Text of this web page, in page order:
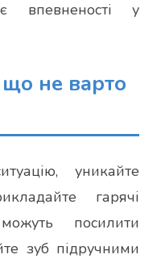
впевненості у
не варто
уникайте
гарячі
посилити
зуб підручними